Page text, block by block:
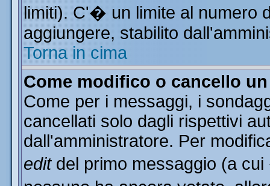
limiti). C'� un limite al numero
aggiungere, stabilito
Torna in cima
Come modifico o cancello
Come per i messaggi, i
cancellati solo dagli rispettivi
dall'amministratore. Per
editdel primo messaggio (a